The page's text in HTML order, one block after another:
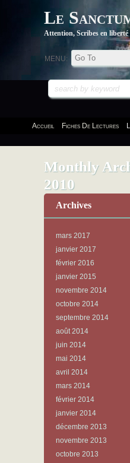
Le
Attention, Scribes en liberté
MENU:
Accueil Fiches De Lectures
Monthly
2010
Archives
mars 2017
janvier 2017
février 2016
janvier 2015
novembre 2014
octobre 2014
septembre 2014
août 2014
juin 2014
mai 2014
avril 2014
mars 2014
février 2014
janvier 2014
décembre 2013
novembre 2013
octobre 2013